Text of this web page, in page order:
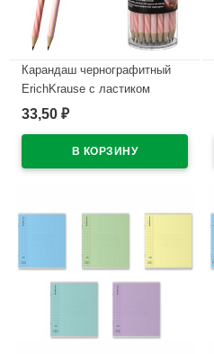
Карандаш чернографитный
ErichKrause с ластиком
Прима-кошка (Prima Cat) HB
пластик арт.65385 (Ст.42)
33,50 ₽